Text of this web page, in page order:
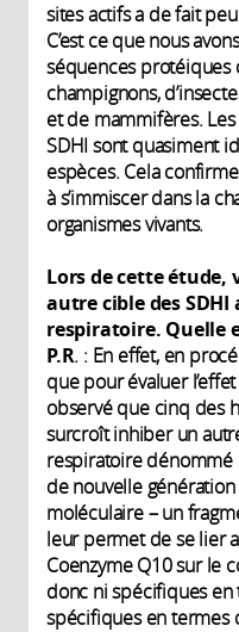
sites actifs a de fait
C’est ce que nous
séquences protéiques
champignons,
et de mammifères.
SDHI sont quasiment
espèces. Cela
à s’immiscer dans la
organismes vivants.
Lors de cette étude,
autre cible des
respiratoire. Quelle
P.R. : En effet, en
que pour évaluer
observé que cinq des
surcroît inhiber un
respiratoire dénommé
de nouvelle
moléculaire – un
leur permet de se lier
Coenzyme Q10 sur le
donc ni spécifiques en
spécifiques en termes